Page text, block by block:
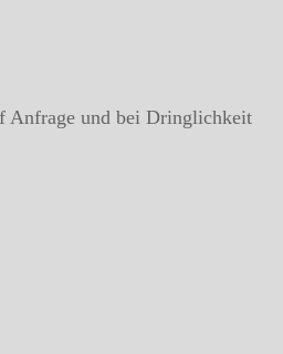
Anfrage und bei Dringlichkeit